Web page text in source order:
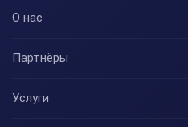
О нас
Партнёры
Услуги